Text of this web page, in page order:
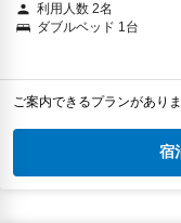
利用人数 2名
ダブルベッド 1台
ご案内できるプランがあり
宿